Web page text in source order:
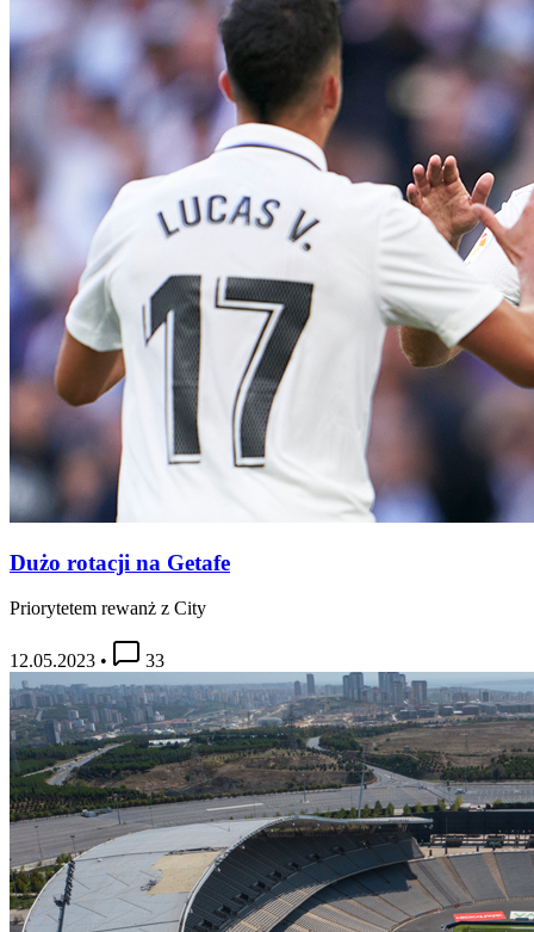
Dużo rotacji na Getafe
Priorytetem rewanż z City
12.05.2023 • 33